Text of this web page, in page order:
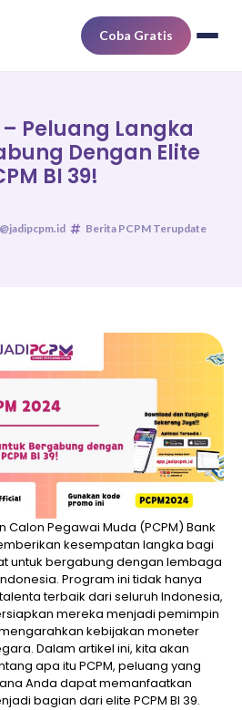
Coba Gratis
– Peluang Langka
Dengan Elite
BI 39!
Berita PCPM Terupdate
Calon Pegawai Muda (PCPM) Bank
kesempatan langka bagi
untuk bergabung dengan lembaga
Program ini tidak hanya
terbaik dari seluruh Indonesia,
mereka menjadi pemimpin
kebijakan moneter
Dalam artikel ini, kita akan
apa itu PCPM, peluang yang
Anda dapat memanfaatkan
bagian dari elite PCPM BI 39.